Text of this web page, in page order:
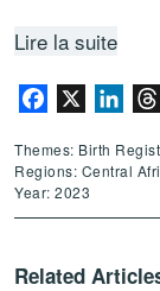
Lire la suite
Facebook
Themes: Birth
Regions: Central
Year: 2023
Related